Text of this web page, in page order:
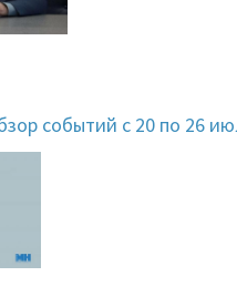
событий с 20 по 26